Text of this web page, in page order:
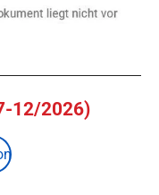
12/2026)